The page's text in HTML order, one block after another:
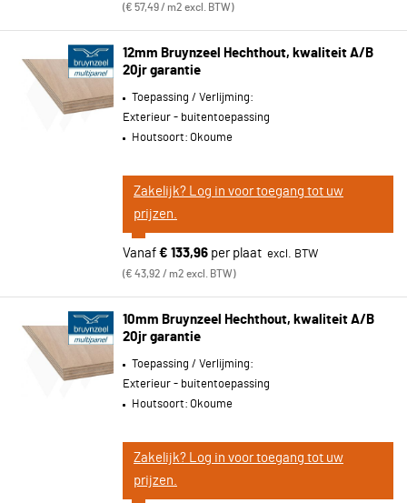
€ 57,49 / m2 excl. BTW
12mm Bruynzeel Hechthout, kwaliteit A/B
20jr garantie
Toepassing / Verlijming:
Exterieur - buitentoepassing
Houtsoort: Okoume
Zakelijk? Log in voor toegang tot uw
prijzen.
Vanaf € 133,96 per plaat
€ 43,92 / m2 excl. BTW
10mm Bruynzeel Hechthout, kwaliteit A/B
20jr garantie
Toepassing / Verlijming:
Exterieur - buitentoepassing
Houtsoort: Okoume
Zakelijk? Log in voor toegang tot uw
prijzen.